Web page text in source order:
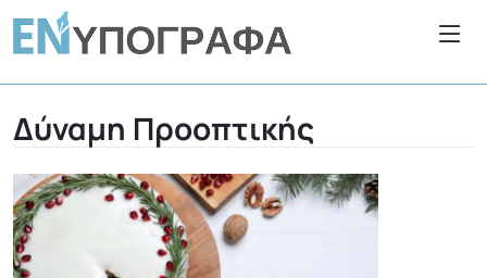
Δύναμη Προοπτικής